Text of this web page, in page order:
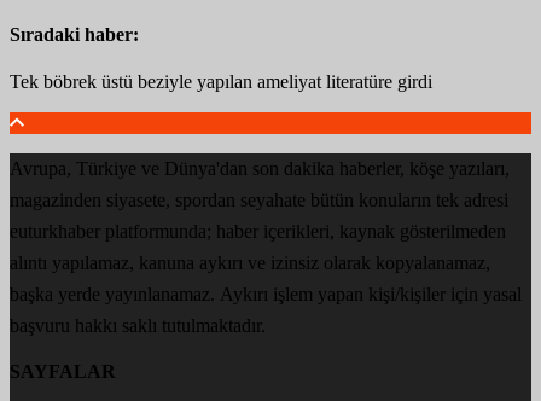
Sıradaki haber:
Tek böbrek üstü beziyle yapılan ameliyat literatüre girdi
Avrupa, Türkiye ve Dünya'dan son dakika haberler, köşe yazıları,
magazinden siyasete, spordan seyahate bütün konuların tek adresi
euturkhaber platformunda; haber içerikleri, kaynak gösterilmeden
alıntı yapılamaz, kanuna aykırı ve izinsiz olarak kopyalanamaz,
başka yerde yayınlanamaz. Aykırı işlem yapan kişi/kişiler için yasal
başvuru hakkı saklı tutulmaktadır.
SAYFALAR